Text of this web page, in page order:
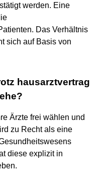
werden. Eine
Das Verhältnis
sich auf Basis von
hausarztvertrag
Ärzte frei wählen und
zu Recht als eine
diese explizit in